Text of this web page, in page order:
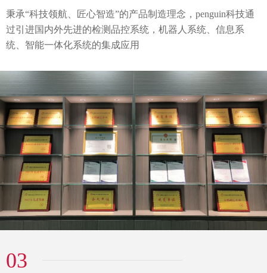
秉承“科技领航、匠心智造”的产品制造理念，penguin科技通
过引进国内外先进的检测品控系统，机器人系统、 信息系
统、智能一体化系统的集成应用
03